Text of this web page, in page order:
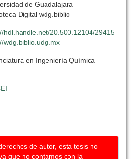
de Guadalajara
Digital wdg.biblio
hdl.handle.net/20.500.12104/29415
wdg.biblio.udg.mx
en Ingeniería Química
de autor, esta tesis no
que no contamos con la